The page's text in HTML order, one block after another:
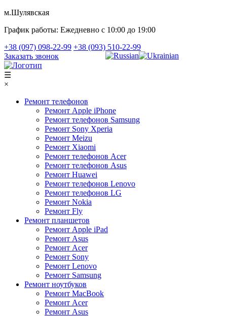
м.Шулявская
График работы: Ежедневно с 10:00 до 19:00
+38 (097) 098-22-99 +38 (093) 510-22-99
Заказать звонок
☰
×
Ремонт телефонов
Ремонт Apple iPhone
Ремонт телефонов Samsung
Ремонт Sony Xperia
Ремонт Meizu
Ремонт Xiaomi
Ремонт телефонов Acer
Ремонт телефонов Asus
Ремонт Huawei
Ремонт телефонов Lenovo
Ремонт телефонов LG
Ремонт Nokia
Ремонт Fly
Ремонт планшетов
Ремонт Apple iPad
Ремонт Asus
Ремонт Acer
Ремонт Sony
Ремонт Lenovo
Ремонт Samsung
Ремонт ноутбуков
Ремонт MacBook
Ремонт Acer
Ремонт Asus